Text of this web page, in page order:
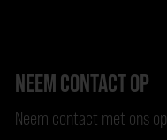
NEEM CONTACT OP
Neem contact met ons op